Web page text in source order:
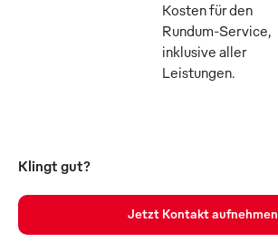
Kosten für den
Rundum-Service,
inklusive aller
Leistungen.
Klingt gut?
Jetzt Kontakt aufnehmen